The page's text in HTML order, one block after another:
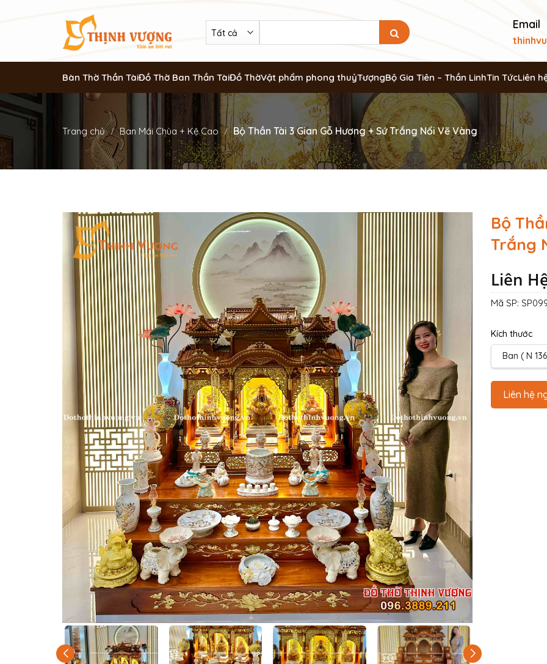
Email
Bàn Thờ Thần TàiĐồ Thờ Ban Thần TàiĐồ ThờVật phẩm phong thuỷTượngBộ Gia Tiên – Thần LinhTin TứcLiên
Trang chủ Ban Mái Chùa + Kệ Cao Bộ Thần Tài 3 Gian Gỗ Hương + Sứ Trắng Nổi Vẽ Vàng
Bộ
Trắng
Liên
Kích thước
Ban ( N
Liên hệ
Mã SP: